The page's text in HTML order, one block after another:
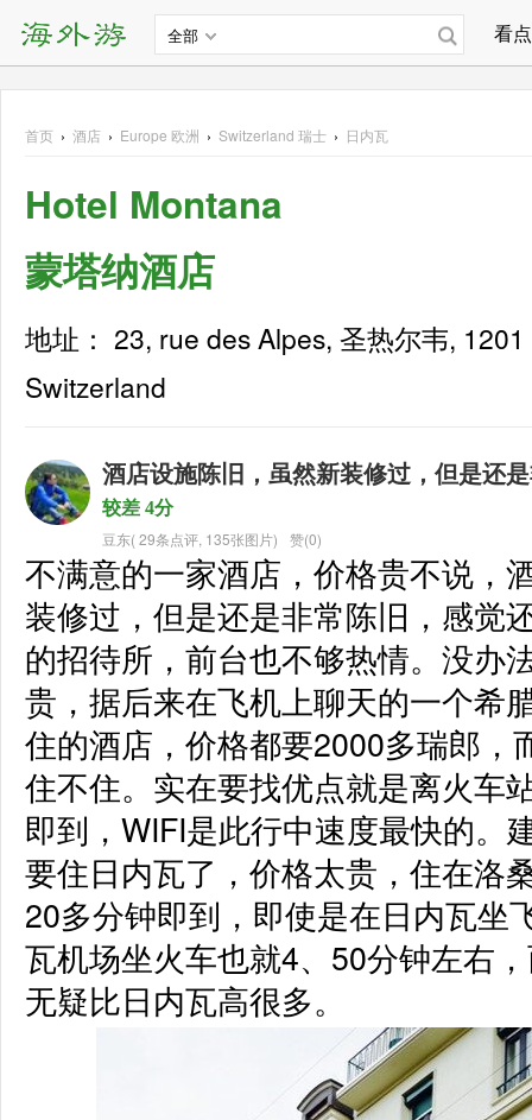
全部 看
首页 › 酒店 › Europe 欧洲 › Switzerland 瑞士 › 日内瓦
Hotel Montana
蒙塔纳酒店
地址： 23, rue des Alpes, 圣热尔韦,
Switzerland
酒店设施陈旧，虽然新装修过，但是还
较差 4分
豆东(29条点评 135张图片) 赞(0)
不满意的一家酒店，价格贵不说，
装修过，但是还是非常陈旧，感觉
的招待所，前台也不够热情。没办
贵，据后来在飞机上聊天的一个希
住的酒店，价格都要2000多瑞郎，
住不住。实在要找优点就是离火车
即到，WIFI是此行中速度最快的。
要住日内瓦了，价格太贵，住在洛
20多分钟即到，即使是在日内瓦坐
瓦机场坐火车也就4、50分钟左右
无疑比日内瓦高很多。